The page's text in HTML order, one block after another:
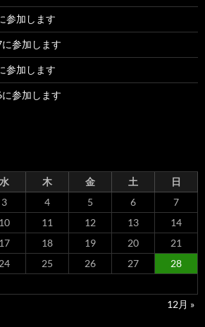
参加します
参加します
参加します
参加します
水 木 金 土
日
3 4 5 6
7
10 11 12 13
14
17 18 19 20
21
24 25 26 27
28
12月 »